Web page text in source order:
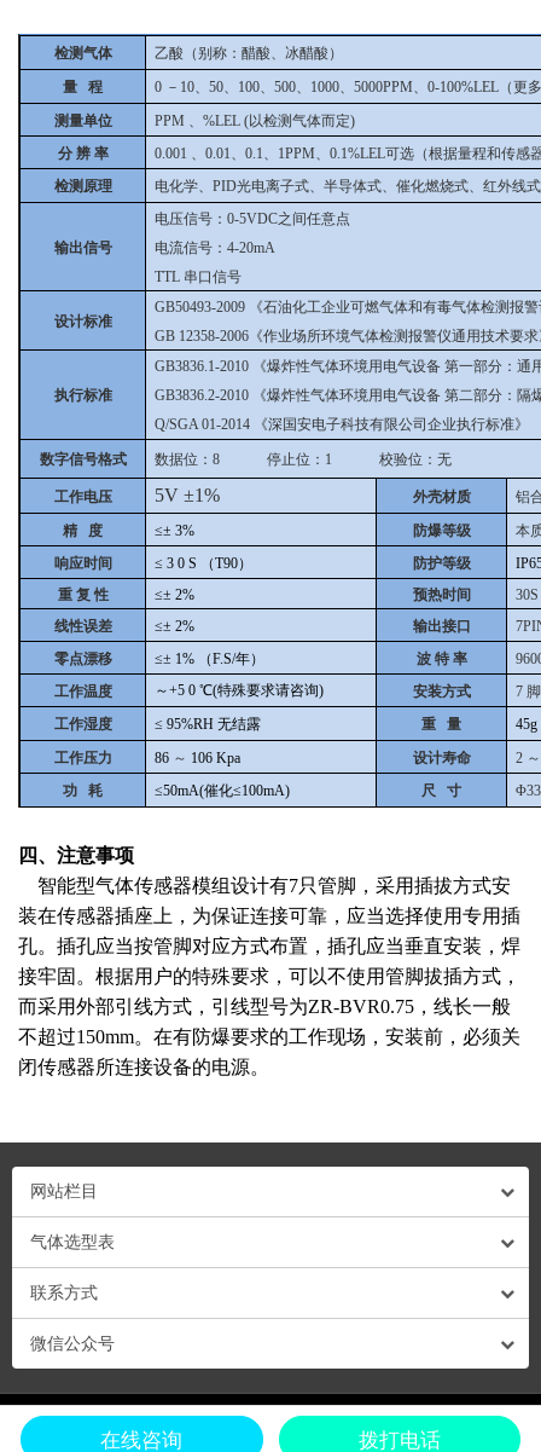
检测气体
乙酸（别称：醋酸、冰醋酸）
量 程
0 －10、50、100、500、1000、5000PPM、0-100%LEL（更
测量单位
PPM 、%LEL (以检测气体而定)
分 辨 率
0.001 、0.01、0.1、1PPM、0.1%LEL可选（根据量程和传感
检测原理
电化学、PID光电离子式、半导体式、催化燃烧式、红外线式
输出信号
电压信号：0-5VDC之间任意点
电流信号：4-20mA
TTL 串口信号
设计标准
GB50493-2009
《石油化工企业可燃气体和有毒气体检测报
GB 12358-2006《作业场所环境气体检测报警仪通用技术要
执行标准
GB3836.1-2010
《爆炸性气体环境用电气设备 第一部分：通
GB3836.2-2010
《爆炸性气体环境用电气设备 第二部分：隔
Q/SGA 01-2014
《深国安电子科技有限公司企业执行标准》
数字信号格式 数据位：8 停止位：1 校验位：无
工作电压 5V ±1% 外壳材质
铝
精 度
≤± 3% 防爆等级
本
响应时间
≤ 3 0 S （T90） 防护等级
重 复 性
≤± 2% 预热时间
30S
线性误差
≤± 2% 输出接口
零点漂移
≤± 1% （F.S/年） 波 特 率
工作温度
～+5 0 ℃(特殊要求请咨询) 安装方式 7
工作湿度
≤ 95%RH 无结露 重 量
45g
工作压力
86 ～ 106 Kpa 设计寿命 2
功 耗
≤50mA(催化≤100mA) 尺 寸
四、注意事项
智能型气体传感器模组设计有7只管脚，采用插拔方式安
装在传感器插座上，为保证连接可靠，应当选择使用专用插
孔。插孔应当按管脚对应方式布置，插孔应当垂直安装，焊
接牢固。根据用户的特殊要求，可以不使用管脚拔插方式，
而采用外部引线方式，引线型号为ZR-BVR0.75，线长一般
不超过150mm。在有防爆要求的工作现场，安装前，必须关
闭传感器所连接设备的电源。
网站栏目
气体选型表
联系方式
微信公众号
粤ICP备13009878号-1 粤公网安备44030702001695号 © Copyright 2018 深圳市深
国安电子科技有限公司 All Rights Reserve
在线咨询 拨打电话